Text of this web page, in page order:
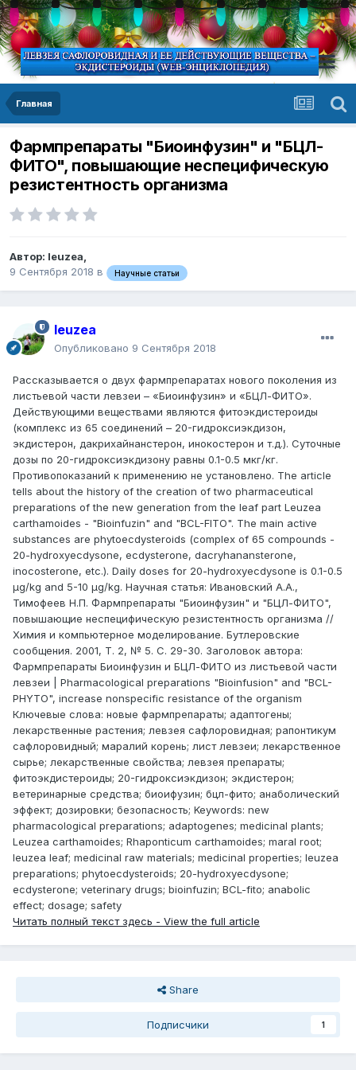
Главная
Фармпрепараты "Биоинфузин" и "БЦЛ-
ФИТО", повышающие неспецифическую
резистентность организма
Автор: leuzea,
9 Сентября 2018 в Научные статьи
leuzea
Опубликовано 9 Сентября 2018
Рассказывается о двух фармпрепаратах нового поколения из
листьевой части левзеи – «Биоинфузин» и «БЦЛ-ФИТО».
Действующими веществами являются фитоэкдистероиды
(комплекс из 65 соединений – 20-гидроксиэкдизон,
экдистерон, дакрихайнанстерон, инокостерон и т.д.). Суточные
дозы по 20-гидроксиэкдизону равны 0.1-0.5 мкг/кг.
Противопоказаний к применению не установлено. The article
tells about the history of the creation of two pharmaceutical
preparations of the new generation from the leaf part Leuzea
carthamoides - "Bioinfuzin" and "BCL-FITO". The main active
substances are phytoecdysteroids (complex of 65 compounds -
20-hydroxyecdysone, ecdysterone, dacryhanansterone,
inocosterone, etc.). Daily doses for 20-hydroxyecdysone is 0.1-0.5
μg/kg and 5-10 μg/kg. Научная статья: Ивановский А.А.,
Тимофеев Н.П. Фармпрепараты "Биоинфузин" и "БЦЛ-ФИТО",
повышающие неспецифическую резистентность организма //
Химия и компьютерное моделирование. Бутлеровские
сообщения. 2001, Т. 2, № 5. С. 29-30. Заголовок автора:
Фармпрепараты Биоинфузин и БЦЛ-ФИТО из листьевой части
левзеи | Pharmacological preparations "Bioinfusion" and "BCL-
PHYTO", increase nonspecific resistance of the organism
Ключевые слова: новые фармпрепараты; адаптогены;
лекарственные растения; левзея сафлоровидная; рапонтикум
сафлоровидный; маралий корень; лист левзеи; лекарственное
сырье; лекарственные свойства; левзея препараты;
фитоэкдистероиды; 20-гидроксиэкдизон; экдистерон;
ветеринарные средства; биоифузин; бцл-фито; анаболический
эффект; дозировки; безопасность; Keywords: new
pharmacological preparations; adaptogenes; medicinal plants;
Leuzea carthamoides; Rhaponticum carthamoides; maral root;
leuzea leaf; medicinal raw materials; medicinal properties; leuzea
preparations; phytoecdysteroids; 20-hydroxyecdysone;
ecdysterone; veterinary drugs; bioinfuzin; BCL-fito; anabolic
effect; dosage; safety
Читать полный текст здесь - View the full article
Share
Подписчики 1